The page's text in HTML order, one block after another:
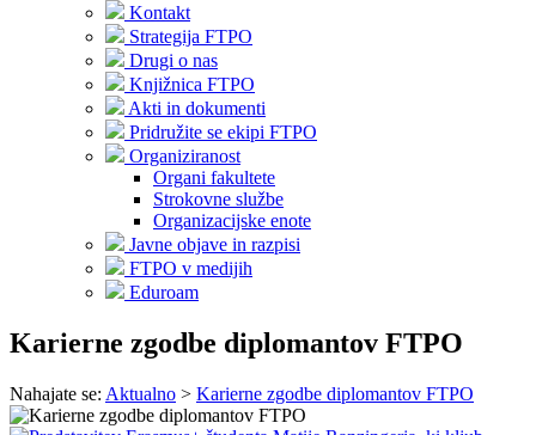
Kontakt
Strategija FTPO
Drugi o nas
Knjižnica FTPO
Akti in dokumenti
Pridružite se ekipi FTPO
Organiziranost
Organi fakultete
Strokovne službe
Organizacijske enote
Javne objave in razpisi
FTPO v medijih
Eduroam
Karierne zgodbe diplomantov FTPO
Nahajate se: Aktualno > Karierne zgodbe diplomantov FTPO